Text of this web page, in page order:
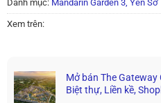
Danh mục: Mandarin Garden 3, Yên Sở
Xem trên:
Mở bán The Gateway
Biệt thự, Liền kề,